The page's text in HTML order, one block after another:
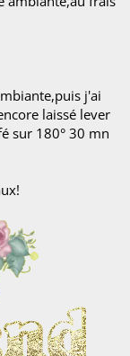
j'ai
laissé lever
sur 180° 30 mn